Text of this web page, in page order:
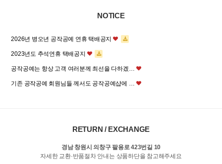
NOTICE
2026년 병오년 공작공예 연휴 택배공지
2023년도 추석연휴 택배공지
공작공예는 항상 고객 여러분께 최선을 다하겠…
기존 공작공예 회원님들 께서도 공작공예샵에 …
RETURN / EXCHANGE
경남 창원시 의창구 팔용로 423번길 10
자세한 교환·반품절차 안내는 상품하단을 참고해주세요